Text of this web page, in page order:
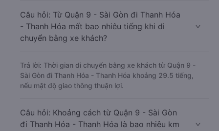
Câu hỏi: Từ Quận 9 - Sài Gòn đi Thanh Hóa
- Thanh Hóa mất bao nhiêu tiếng khi di
chuyển bằng xe khách?
Trả lời: Thời gian di chuyển bằng xe khách từ Quận 9 -
Sài Gòn đi Thanh Hóa - Thanh Hóa khoảng 29.5 tiếng,
nếu mật độ giao thông thuận lợi.
Câu hỏi: Khoảng cách từ Quận 9 - Sài Gòn
đi Thanh Hóa - Thanh Hóa là bao nhiêu km